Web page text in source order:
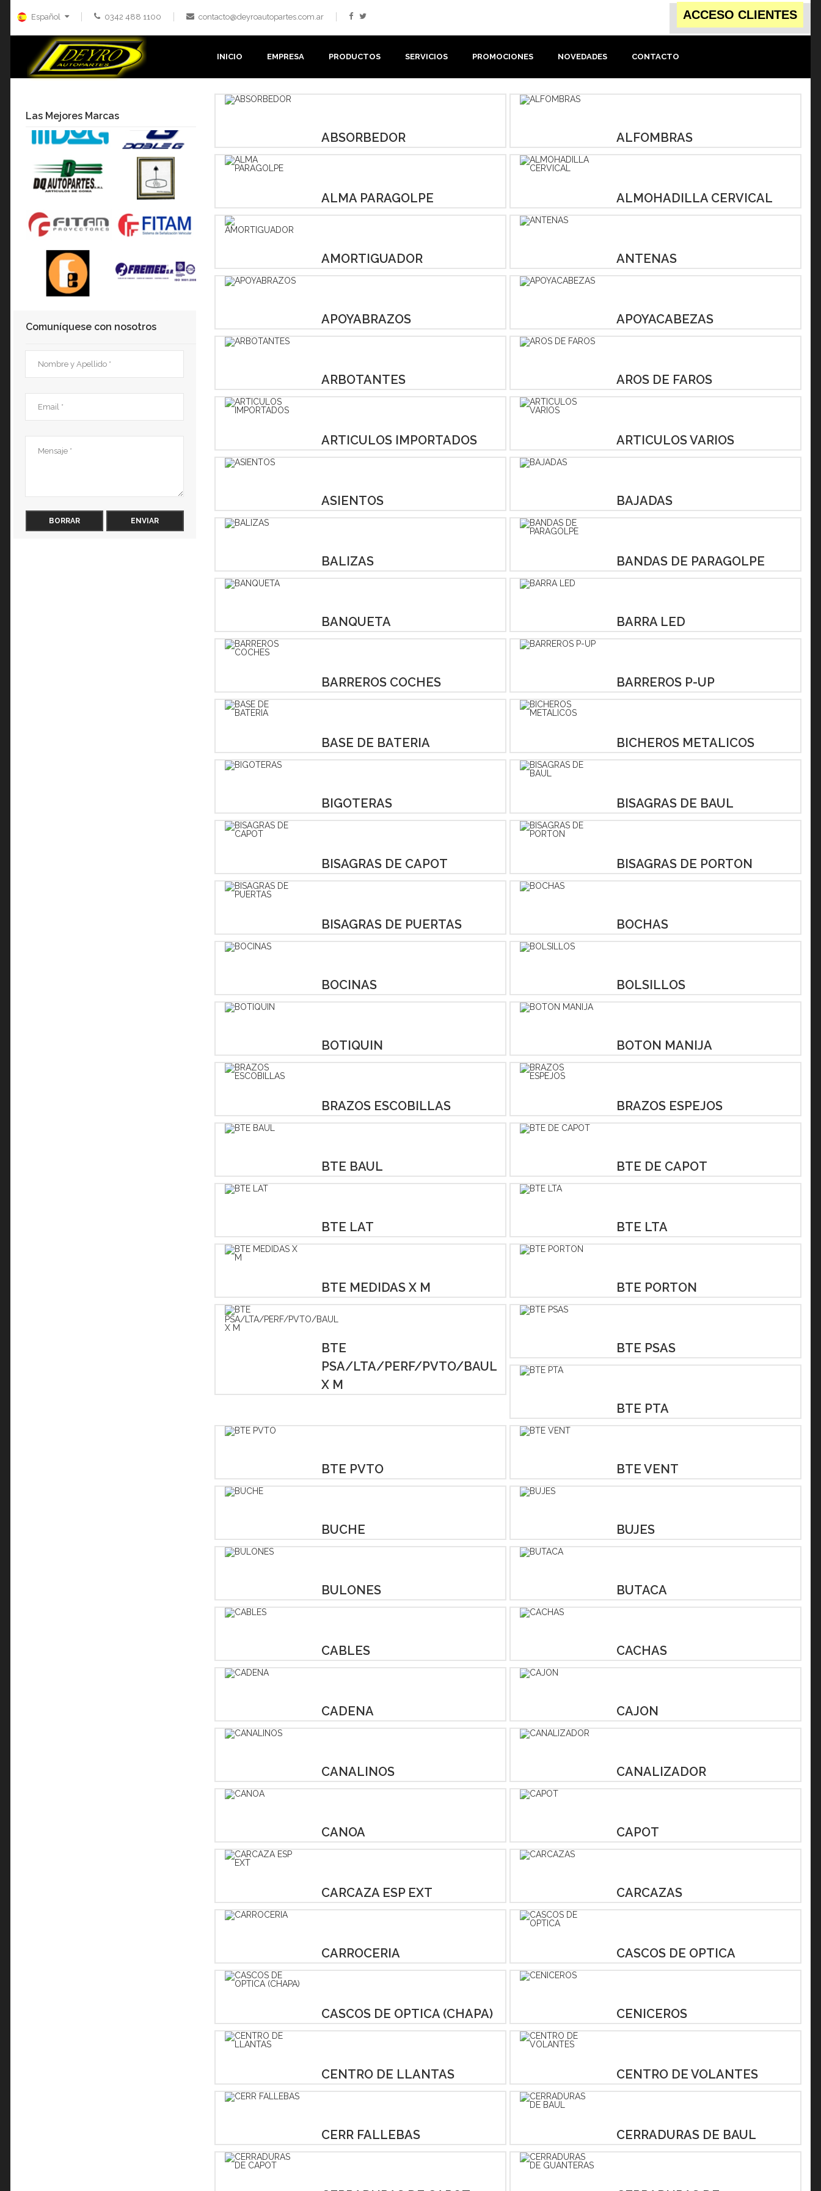
Español 0342 488 1100 contacto@deyroautopartes.com.ar ACCESO CLIENTES
INICIO EMPRESA PRODUCTOS SERVICIOS PROMOCIONES NOVEDADES CONTACTO
Las Mejores Marcas
Comuníquese con nosotros
BORRAR ENVIAR
ABSORBEDOR ALFOMBRAS
ALMA PARAGOLPE ALMOHADILLA CERVICAL
AMORTIGUADOR ANTENAS
APOYABRAZOS APOYACABEZAS
ARBOTANTES AROS DE FAROS
ARTICULOS IMPORTADOS ARTICULOS VARIOS
ASIENTOS BAJADAS
BALIZAS BANDAS DE PARAGOLPE
BANQUETA BARRA LED
BARREROS COCHES BARREROS P-UP
BASE DE BATERIA BICHEROS METALICOS
BIGOTERAS BISAGRAS DE BAUL
BISAGRAS DE CAPOT BISAGRAS DE PORTON
BISAGRAS DE PUERTAS BOCHAS
BOCINAS BOLSILLOS
BOTIQUIN BOTON MANIJA
BRAZOS ESCOBILLAS BRAZOS ESPEJOS
BTE BAUL BTE DE CAPOT
BTE LAT BTE LTA
BTE MEDIDAS X M BTE PORTON
BTE
PSA/LTA/PERF/PVTO/BAUL
X M
BTE PSAS
BTE PTA
BTE PVTO BTE VENT
BUCHE BUJES
BULONES BUTACA
CABLES CACHAS
CADENA CAJON
CANALINOS CANALIZADOR
CANOA CAPOT
CARCAZA ESP EXT CARCAZAS
CARROCERIA CASCOS DE OPTICA
CASCOS DE OPTICA (CHAPA) CENICEROS
CENTRO DE LLANTAS CENTRO DE VOLANTES
CERR FALLEBAS CERRADURAS DE BAUL